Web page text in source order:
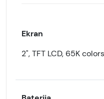
Ekran
2", TFT LCD, 65K